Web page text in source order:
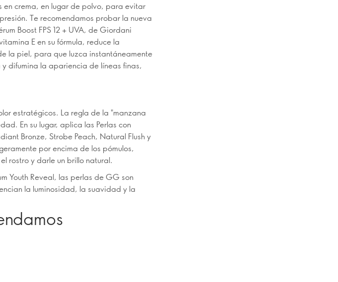
en crema, en lugar de polvo, para evitar
Te recomendamos probar la nueva
Boost FPS 12 + UVA, de Giordani
E en su fórmula, reduce la
la piel, para que luzca instantáneamente
difumina la apariencia de líneas finas,
estratégicos. La regla de la "manzana
En su lugar, aplica las Perlas con
Bronze, Strobe Peach, Natural Flush y
por encima de los pómulos,
rostro y darle un brillo natural.
Youth Reveal, las perlas de GG son
la luminosidad, la suavidad y la